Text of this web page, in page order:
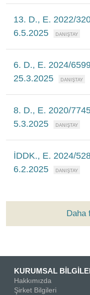
13. D., E. 2022/
6.5.2025
6. D., E. 2024/
25.3.2025
8. D., E. 2020/
5.3.2025
İDDK., E. 2024/
6.2.2025
Daha
KURUMSAL
Hakkımızda
Şirket Bilgileri